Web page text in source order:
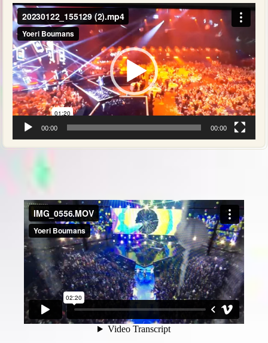
Videospeler
00:00 00:00